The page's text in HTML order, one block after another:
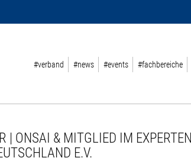
#verband #news #events #fachbereiche
| ONSAI & MITGLIED IM
E.V.